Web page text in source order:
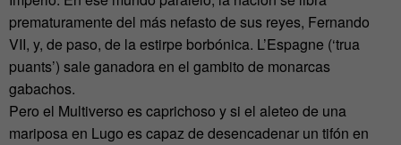
prematuramente del más nefasto de sus reyes, Fernando
VII, y, de paso, de la estirpe borbónica. L’Espagne (‘trua
puants’) sale ganadora en el gambito de monarcas
gabachos.
Pero el Multiverso es caprichoso y si el aleteo de una
mariposa en Lugo es capaz de desencadenar un tifón en